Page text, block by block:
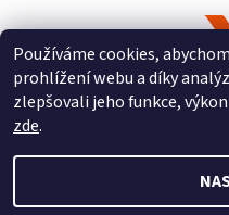
Používáme cookies,
prohlížení webu a díky
zlepšovali jeho funkce,
zde.